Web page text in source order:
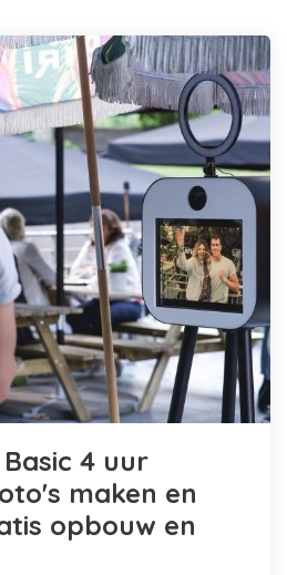
4 uur
maken en
opbouw en